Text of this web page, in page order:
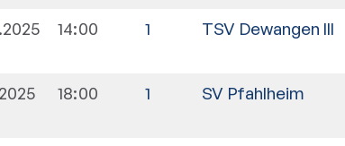
14:00 1 TSV Dewangen III
18:00 1 SV Pfahlheim